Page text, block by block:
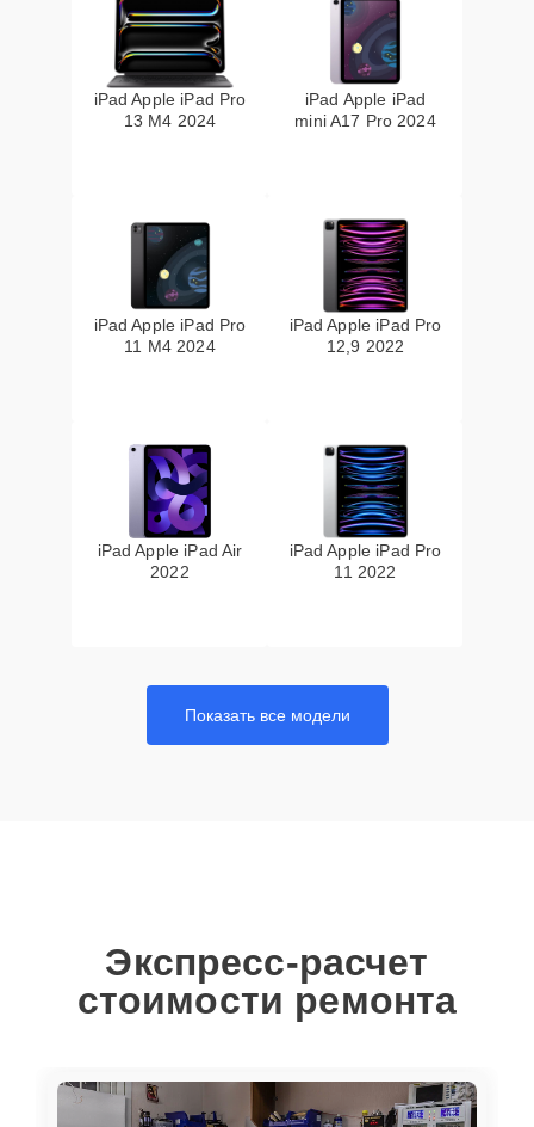
iPad Apple iPad Pro
13 M4 2024
iPad Apple iPad
mini A17 Pro 2024
iPad Apple iPad Pro
11 M4 2024
iPad Apple iPad Pro
12,9 2022
iPad Apple iPad Air
2022
iPad Apple iPad Pro
11 2022
Показать все модели
Экспресс-расчет
стоимости ремонта